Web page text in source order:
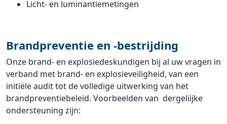
Licht- en luminantiemetingen
Brandpreventie en -bestrijding
Onze brand- en explosiedeskundigen bij al uw vragen in
verband met brand- en explosieveiligheid, van een
initiële audit tot de volledige uitwerking van het
brandpreventiebeleid. Voorbeelden van dergeliijke
ondersteuning zijn: